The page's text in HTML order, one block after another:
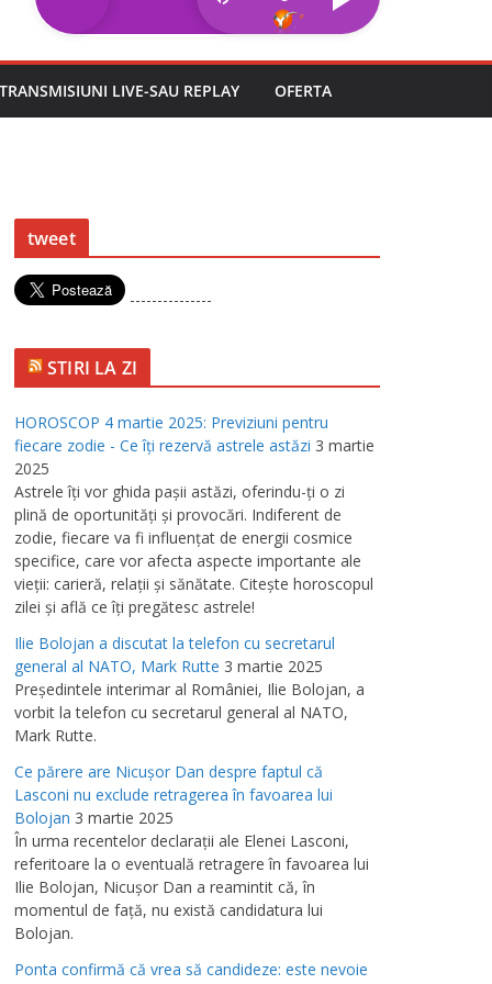
TRANSMISIUNI LIVE-SAU REPLAY OFERTA
tweet
---------------
STIRI LA ZI
HOROSCOP 4 martie 2025: Previziuni pentru
fiecare zodie - Ce îţi rezervă astrele astăzi 3 martie
2025
Astrele îţi vor ghida paşii astăzi, oferindu-ţi o zi
plină de oportunităţi şi provocări. Indiferent de
zodie, fiecare va fi influenţat de energii cosmice
specifice, care vor afecta aspecte importante ale
vieţii: carieră, relaţii şi sănătate. Citeşte horoscopul
zilei şi află ce îţi pregătesc astrele!
Ilie Bolojan a discutat la telefon cu secretarul
general al NATO, Mark Rutte 3 martie 2025
Preşedintele interimar al României, Ilie Bolojan, a
vorbit la telefon cu secretarul general al NATO,
Mark Rutte.
Ce părere are Nicuşor Dan despre faptul că
Lasconi nu exclude retragerea în favoarea lui
Bolojan 3 martie 2025
În urma recentelor declaraţii ale Elenei Lasconi,
referitoare la o eventuală retragere în favoarea lui
Ilie Bolojan, Nicuşor Dan a reamintit că, în
momentul de faţă, nu există candidatura lui
Bolojan.
Ponta confirmă că vrea să candideze: este nevoie